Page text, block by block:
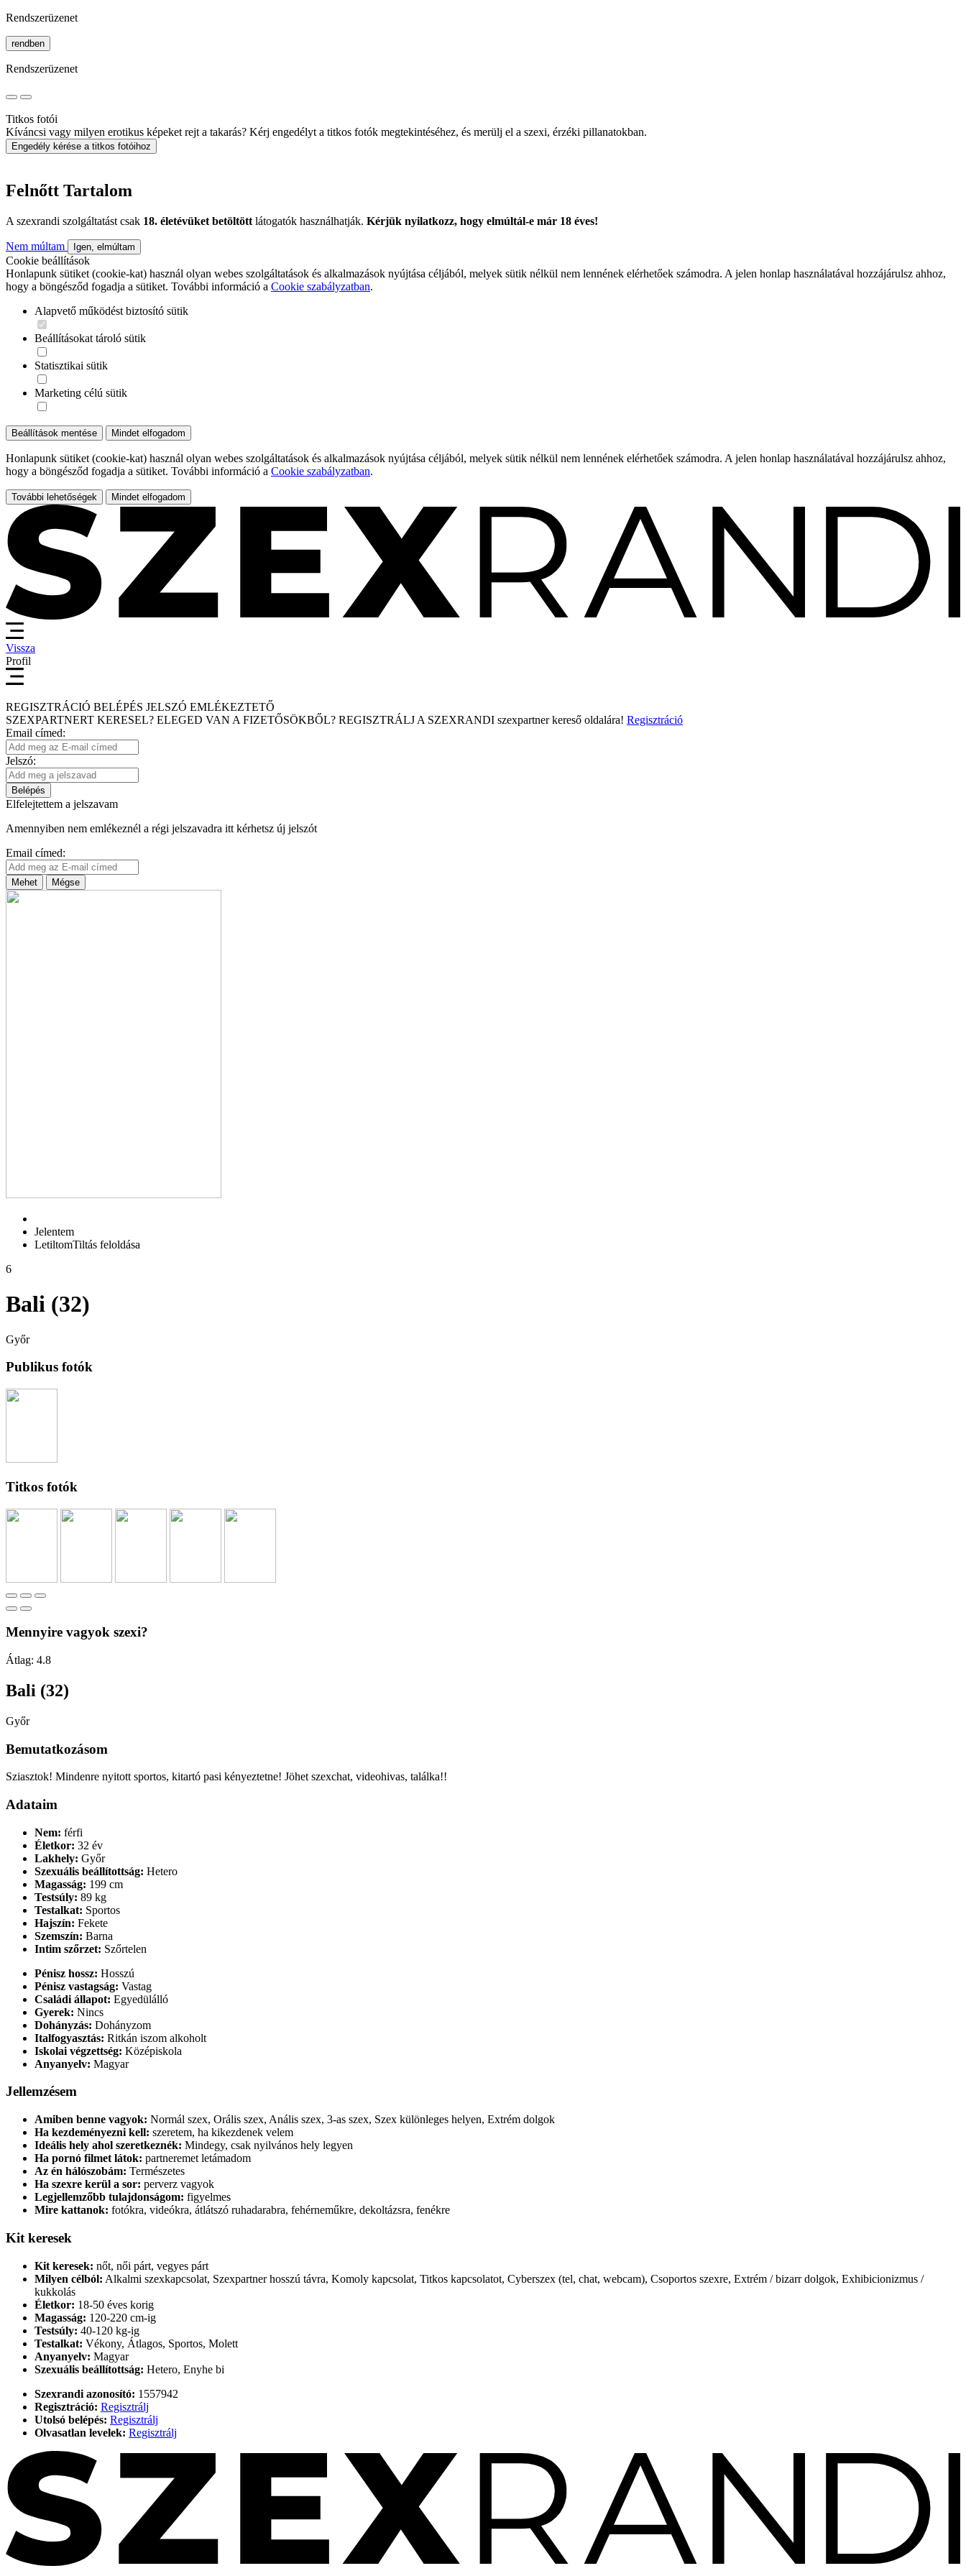
Rendszerüzenet
rendben
Rendszerüzenet
Titkos fotói
Kíváncsi vagy milyen erotikus képeket rejt a takarás? Kérj engedélyt a titkos fotók megtekintéséhez, és merülj el a szexi, érzéki pillanatokban.
Engedély kérése a titkos fotóihoz
Felnőtt Tartalom
A szexrandi szolgáltatást csak 18. életévüket betöltött látogatók használhatják. Kérjük nyilatkozz, hogy elmúltál-e már 18 éves!
Nem múltam Igen, elmúltam
Cookie beállítások
Honlapunk sütiket (cookie-kat) használ olyan webes szolgáltatások és alkalmazások nyújtása céljából, melyek sütik nélkül nem lennének elérhetőek számodra. A jelen honlap használatával hozzájárulsz ahhoz,
hogy a böngésződ fogadja a sütiket. További információ a Cookie szabályzatban.
Alapvető működést biztosító sütik
Beállításokat tároló sütik
Statisztikai sütik
Marketing célú sütik
Beállítások mentése Mindet elfogadom
Honlapunk sütiket (cookie-kat) használ olyan webes szolgáltatások és alkalmazások nyújtása céljából, melyek sütik nélkül nem lennének elérhetőek számodra. A jelen honlap használatával hozzájárulsz ahhoz,
hogy a böngésződ fogadja a sütiket. További információ a Cookie szabályzatban.
További lehetőségek Mindet elfogadom
Vissza
Profil
REGISZTRÁCIÓ BELÉPÉS JELSZÓ EMLÉKEZTETŐ
SZEXPARTNERT KERESEL? ELEGED VAN A FIZETŐSÖKBŐL? REGISZTRÁLJ A SZEXRANDI szexpartner kereső oldalára! Regisztráció
Email címed:
Jelszó:
Belépés
Elfelejtettem a jelszavam
Amennyiben nem emlékeznél a régi jelszavadra itt kérhetsz új jelszót
Email címed:
Mehet Mégse
Jelentem
LetiltomTiltás feloldása
6
Bali (32)
Győr
Publikus fotók
Titkos fotók
Mennyire vagyok szexi?
Átlag: 4.8
Bali (32)
Győr
Bemutatkozásom
Sziasztok! Mindenre nyitott sportos, kitartó pasi kényeztetne! Jöhet szexchat, videohivas, találka!!
Adataim
Nem: férfi
Életkor: 32 év
Lakhely: Győr
Szexuális beállítottság: Hetero
Magasság: 199 cm
Testsúly: 89 kg
Testalkat: Sportos
Hajszín: Fekete
Szemszín: Barna
Intim szőrzet: Szőrtelen
Pénisz hossz: Hosszú
Pénisz vastagság: Vastag
Családi állapot: Egyedülálló
Gyerek: Nincs
Dohányzás: Dohányzom
Italfogyasztás: Ritkán iszom alkoholt
Iskolai végzettség: Középiskola
Anyanyelv: Magyar
Jellemzésem
Amiben benne vagyok: Normál szex, Orális szex, Anális szex, 3-as szex, Szex különleges helyen, Extrém dolgok
Ha kezdeményezni kell: szeretem, ha kikezdenek velem
Ideális hely ahol szeretkeznék: Mindegy, csak nyilvános hely legyen
Ha pornó filmet látok: partneremet letámadom
Az én hálószobám: Természetes
Ha szexre kerül a sor: perverz vagyok
Legjellemzőbb tulajdonságom: figyelmes
Mire kattanok: fotókra, videókra, átlátszó ruhadarabra, fehérneműkre, dekoltázsra, fenékre
Kit keresek
Kit keresek: nőt, női párt, vegyes párt
Milyen célból: Alkalmi szexkapcsolat, Szexpartner hosszú távra, Komoly kapcsolat, Titkos kapcsolatot, Cyberszex (tel, chat, webcam), Csoportos szexre, Extrém / bizarr dolgok, Exhibicionizmus /
kukkolás
Életkor: 18-50 éves korig
Magasság: 120-220 cm-ig
Testsúly: 40-120 kg-ig
Testalkat: Vékony, Átlagos, Sportos, Molett
Anyanyelv: Magyar
Szexuális beállítottság: Hetero, Enyhe bi
Szexrandi azonosító: 1557942
Regisztráció: Regisztrálj
Utolsó belépés: Regisztrálj
Olvasatlan levelek: Regisztrálj